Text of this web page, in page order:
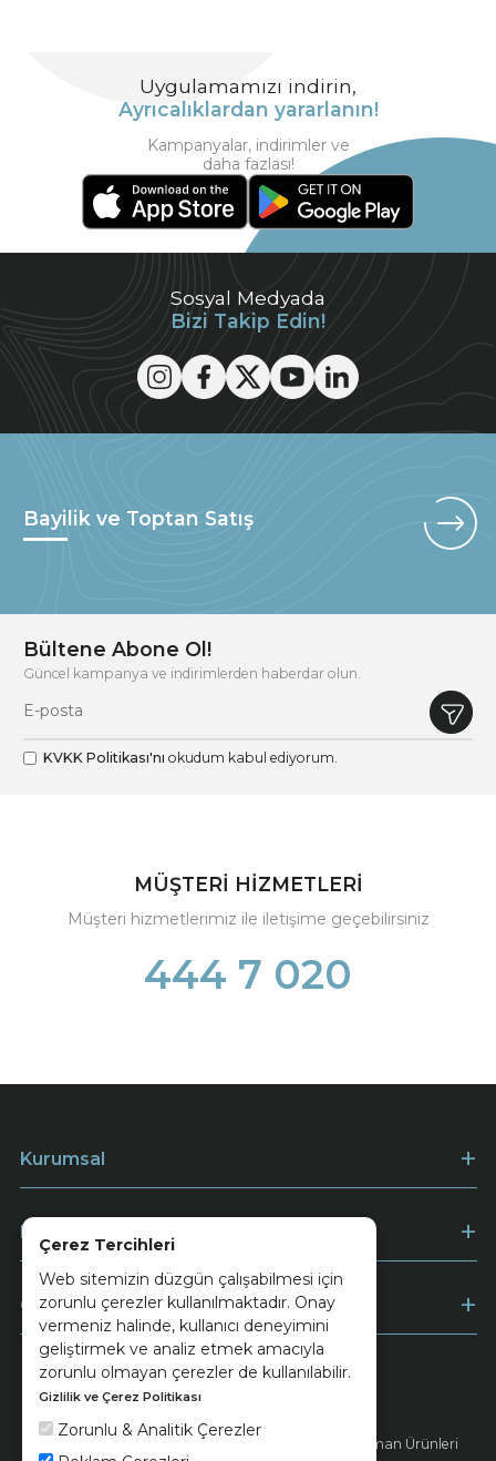
Çerez Tercihleri
Web sitemizin düzgün çalışabilmesi için
zorunlu çerezler kullanılmaktadır. Onay
vermeniz halinde, kullanıcı deneyimini
geliştirmek ve analiz etmek amacıyla
zorunlu olmayan çerezler de kullanılabilir.
Gizlilik ve Çerez Politikası
Zorunlu & Analitik Çerezler
Sosyal Medyada
Bizi Takip Edin!
Uygulamamızı indirin,
Ayrıcalıklardan yararlanın!
Kampanyalar, indirimler ve
daha fazlası!
Bayilik ve Toptan Satış
Bültene Abone Ol!
Güncel kampanya ve indirimlerden haberdar olun.
KVKK Politikası'nı okudum kabul ediyorum.
MÜŞTERİ HİZMETLERİ
Müşteri hizmetlerimiz ile iletişime geçebilirsiniz
444 7 020
Kurumsal
Müşteri Hizmetleri
Ödeme
Keramika Kvkk ve Çerez Politikası
© 2026 Ünsa Madencilik Turizm Enerji Seramik Orman Ürünleri